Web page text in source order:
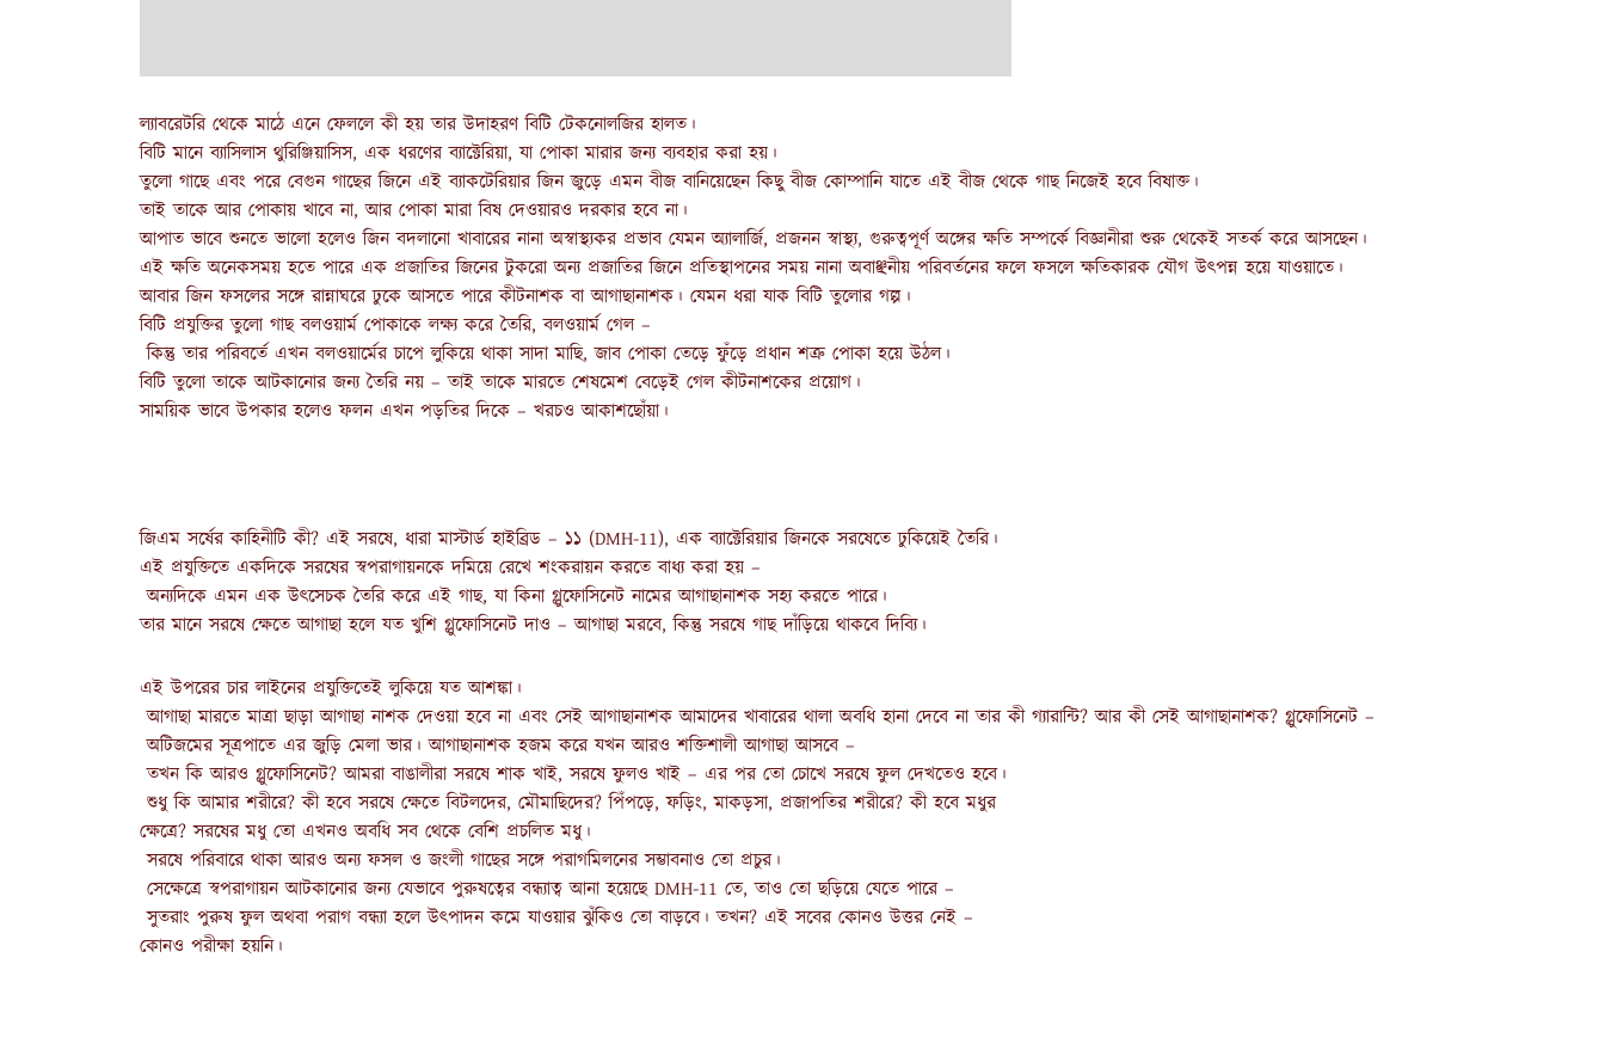
ল্যাবরেটরি থেকে মাঠে এনে ফেললে কী হয় তার উদাহরণ বিটি টেকনোলজির হালত।
বিটি মানে ব্যাসিলাস থুরিঞ্জিয়াসিস, এক ধরণের ব্যাক্টেরিয়া, যা পোকা মারার জন্য ব্যবহার করা হয়।
তুলো গাছে এবং পরে বেগুন গাছের জিনে এই ব্যাকটেরিয়ার জিন জুড়ে এমন বীজ বানিয়েছেন কিছু বীজ কোম্পানি যাতে এই বীজ থেকে গাছ নিজেই হবে বিষাক্ত।
তাই তাকে আর পোকায় খাবে না, আর পোকা মারা বিষ দেওয়ারও দরকার হবে না।
আপাত ভাবে শুনতে ভালো হলেও জিন বদলানো খাবারের নানা অস্বাস্থ্যকর প্রভাব যেমন অ্যালার্জি, প্রজনন স্বাস্থ্য, গুরুত্বপূর্ণ অঙ্গের ক্ষতি সম্পর্কে বিজ্ঞানীরা শুরু থেকেই সতর্ক করে আসছেন।
এই ক্ষতি অনেকসময় হতে পারে এক প্রজাতির জিনের টুকরো অন্য প্রজাতির জিনে প্রতিস্থাপনের সময় নানা অবাঞ্ছনীয় পরিবর্তনের ফলে ফসলে ক্ষতিকারক যৌগ উৎপন্ন হয়ে যাওয়াতে।
আবার জিন ফসলের সঙ্গে রান্নাঘরে ঢুকে আসতে পারে কীটনাশক বা আগাছানাশক। যেমন ধরা যাক বিটি তুলোর গল্প।
বিটি প্রযুক্তির তুলো গাছ বলওয়ার্ম পোকাকে লক্ষ্য করে তৈরি, বলওয়ার্ম গেল –
কিন্তু তার পরিবর্তে এখন বলওয়ার্মের চাপে লুকিয়ে থাকা সাদা মাছি, জাব পোকা তেড়ে ফুঁড়ে প্রধান শত্রু পোকা হয়ে উঠল।
বিটি তুলো তাকে আটকানোর জন্য তৈরি নয় – তাই তাকে মারতে শেষমেশ বেড়েই গেল কীটনাশকের প্রয়োগ।
সাময়িক ভাবে উপকার হলেও ফলন এখন পড়তির দিকে – খরচও আকাশছোঁয়া।
জিএম সর্ষের কাহিনীটি কী? এই সরষে, ধারা মাস্টার্ড হাইব্রিড – ১১ (DMH-11), এক ব্যাক্টেরিয়ার জিনকে সরষেতে ঢুকিয়েই তৈরি।
এই প্রযুক্তিতে একদিকে সরষের স্বপরাগায়নকে দমিয়ে রেখে শংকরায়ন করতে বাধ্য করা হয় –
অন্যদিকে এমন এক উৎসেচক তৈরি করে এই গাছ, যা কিনা গ্লুফোসিনেট নামের আগাছানাশক সহ্য করতে পারে।
তার মানে সরষে ক্ষেতে আগাছা হলে যত খুশি গ্লুফোসিনেট দাও – আগাছা মরবে, কিন্তু সরষে গাছ দাঁড়িয়ে থাকবে দিব্যি।
এই উপরের চার লাইনের প্রযুক্তিতেই লুকিয়ে যত আশঙ্কা।
আগাছা মারতে মাত্রা ছাড়া আগাছা নাশক দেওয়া হবে না এবং সেই আগাছানাশক আমাদের খাবারের থালা অবধি হানা দেবে না তার কী গ্যারান্টি? আর কী সেই আগাছানাশক? গ্লুফোসিনেট –
অটিজমের সূত্রপাতে এর জুড়ি মেলা ভার। আগাছানাশক হজম করে যখন আরও শক্তিশালী আগাছা আসবে –
তখন কি আরও গ্লুফোসিনেট? আমরা বাঙালীরা সরষে শাক খাই, সরষে ফুলও খাই – এর পর তো চোখে সরষে ফুল দেখতেও হবে।
শুধু কি আমার শরীরে? কী হবে সরষে ক্ষেতে বিটলদের, মৌমাছিদের? পিঁপড়ে, ফড়িং, মাকড়সা, প্রজাপতির শরীরে? কী হবে মধুর
ক্ষেত্রে? সরষের মধু তো এখনও অবধি সব থেকে বেশি প্রচলিত মধু।
সরষে পরিবারে থাকা আরও অন্য ফসল ও জংলী গাছের সঙ্গে পরাগমিলনের সম্ভাবনাও তো প্রচুর।
সেক্ষেত্রে স্বপরাগায়ন আটকানোর জন্য যেভাবে পুরুষত্বের বন্ধ্যাত্ব আনা হয়েছে DMH-11 তে, তাও তো ছড়িয়ে যেতে পারে –
সুতরাং পুরুষ ফুল অথবা পরাগ বন্ধ্যা হলে উৎপাদন কমে যাওয়ার ঝুঁকিও তো বাড়বে। তখন? এই সবের কোনও উত্তর নেই –
কোনও পরীক্ষা হয়নি।